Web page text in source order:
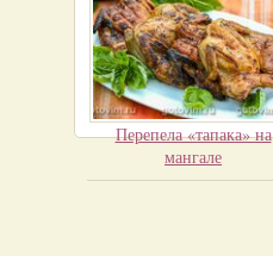
Перепела «тапака» на
мангале